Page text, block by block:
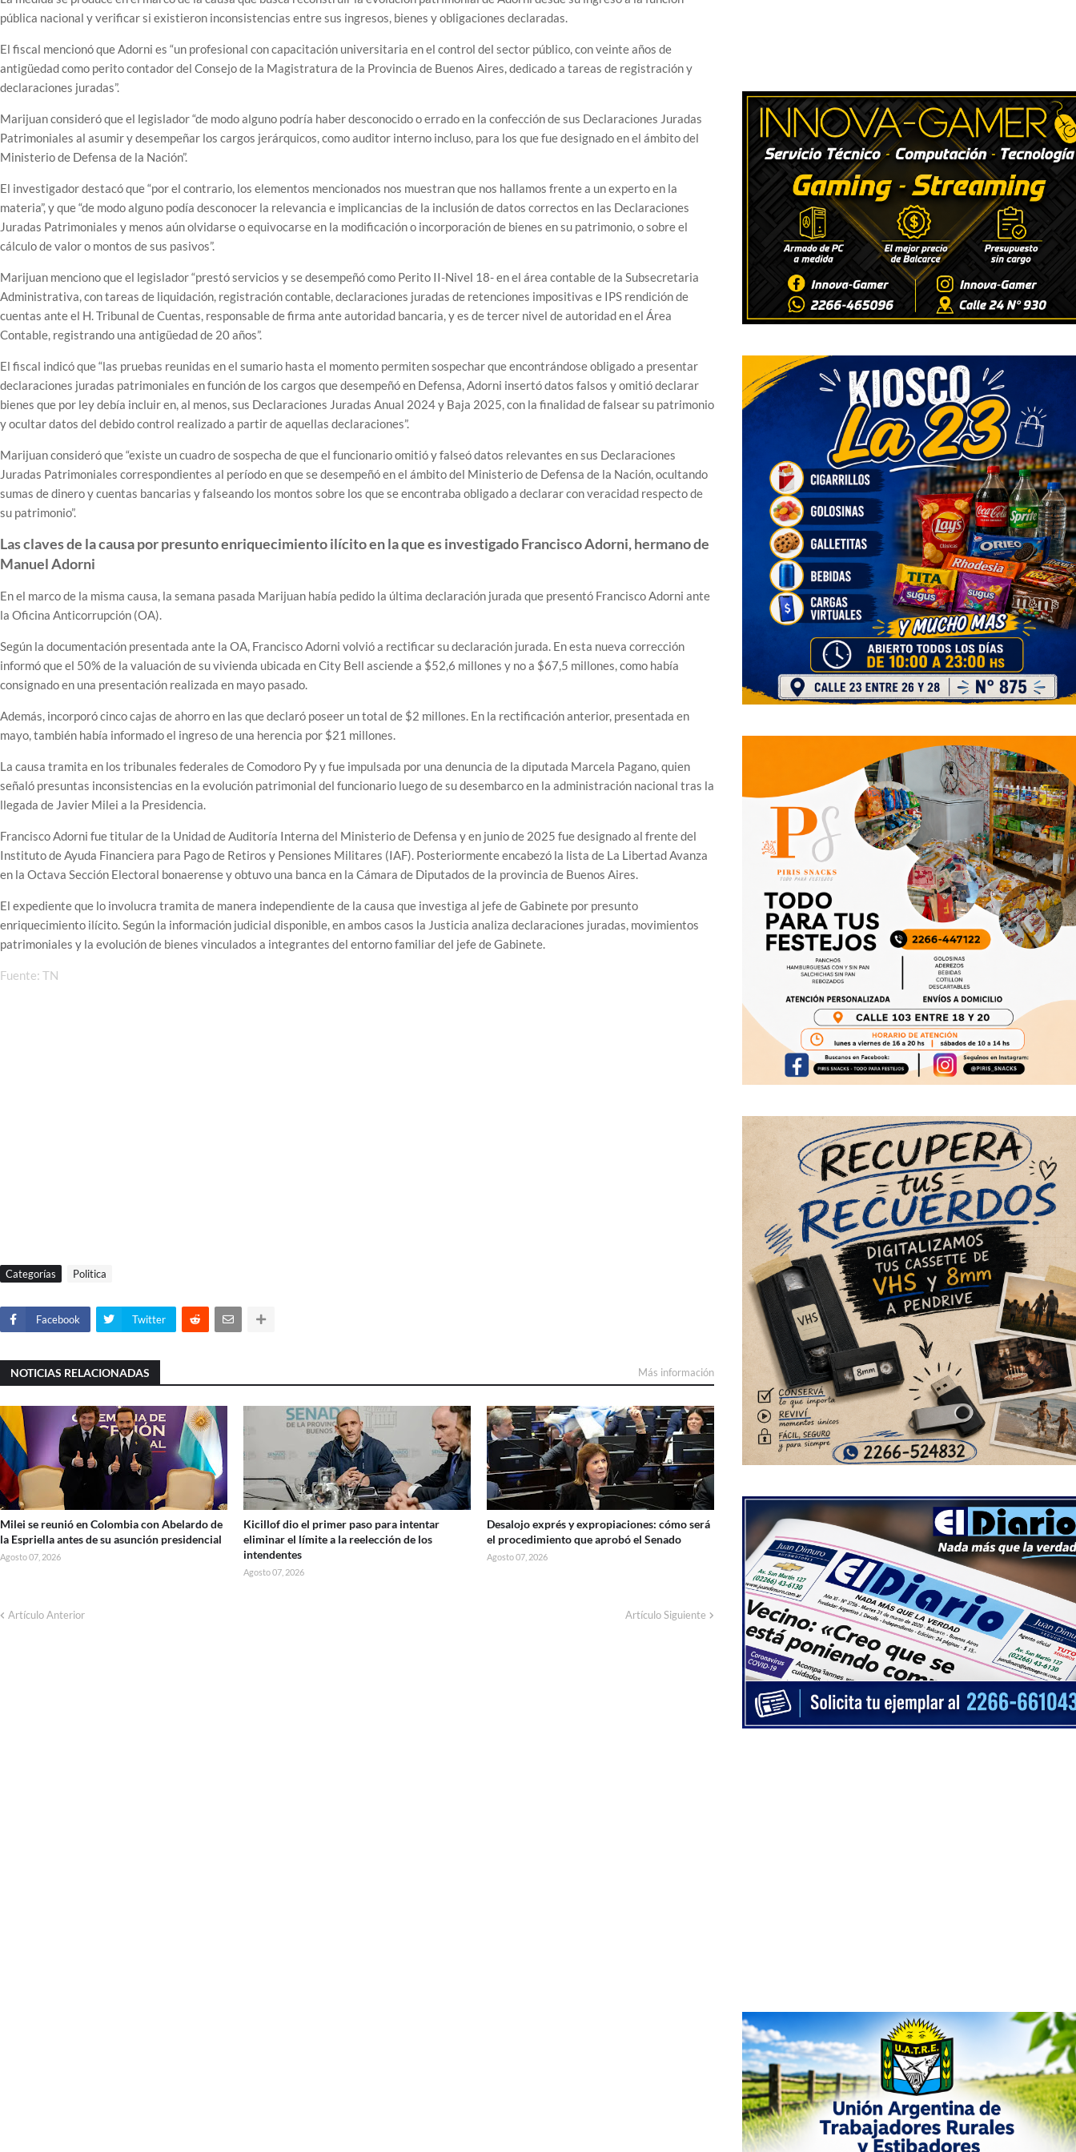
pública nacional y verificar si existieron inconsistencias entre sus ingresos, bienes y obligaciones declaradas.
El fiscal mencionó que Adorni es “un profesional con capacitación universitaria en el control del sector público, con veinte años de
antigüedad como perito contador del Consejo de la Magistratura de la Provincia de Buenos Aires, dedicado a tareas de registración y
declaraciones juradas”.
Marijuan consideró que el legislador “de modo alguno podría haber desconocido o errado en la confección de sus Declaraciones Juradas
Patrimoniales al asumir y desempeñar los cargos jerárquicos, como auditor interno incluso, para los que fue designado en el ámbito del
Ministerio de Defensa de la Nación”.
El investigador destacó que “por el contrario, los elementos mencionados nos muestran que nos hallamos frente a un experto en la
materia”, y que “de modo alguno podía desconocer la relevancia e implicancias de la inclusión de datos correctos en las Declaraciones
Juradas Patrimoniales y menos aún olvidarse o equivocarse en la modificación o incorporación de bienes en su patrimonio, o sobre el
cálculo de valor o montos de sus pasivos”.
Marijuan menciono que el legislador “prestó servicios y se desempeñó como Perito II-Nivel 18- en el área contable de la Subsecretaria
Administrativa, con tareas de liquidación, registración contable, declaraciones juradas de retenciones impositivas e IPS rendición de
cuentas ante el H. Tribunal de Cuentas, responsable de firma ante autoridad bancaria, y es de tercer nivel de autoridad en el Área
Contable, registrando una antigüedad de 20 años”.
El fiscal indicó que “las pruebas reunidas en el sumario hasta el momento permiten sospechar que encontrándose obligado a presentar
declaraciones juradas patrimoniales en función de los cargos que desempeñó en Defensa, Adorni insertó datos falsos y omitió declarar
bienes que por ley debía incluir en, al menos, sus Declaraciones Juradas Anual 2024 y Baja 2025, con la finalidad de falsear su patrimonio
y ocultar datos del debido control realizado a partir de aquellas declaraciones”.
Marijuan consideró que “existe un cuadro de sospecha de que el funcionario omitió y falseó datos relevantes en sus Declaraciones
Juradas Patrimoniales correspondientes al período en que se desempeñó en el ámbito del Ministerio de Defensa de la Nación, ocultando
sumas de dinero y cuentas bancarias y falseando los montos sobre los que se encontraba obligado a declarar con veracidad respecto de
su patrimonio”.
Las claves de la causa por presunto enriquecimiento ilícito en la que es investigado Francisco Adorni, hermano de
Manuel Adorni
En el marco de la misma causa, la semana pasada Marijuan había pedido la última declaración jurada que presentó Francisco Adorni ante
la Oficina Anticorrupción (OA).
Según la documentación presentada ante la OA, Francisco Adorni volvió a rectificar su declaración jurada. En esta nueva corrección
informó que el 50% de la valuación de su vivienda ubicada en City Bell asciende a $52,6 millones y no a $67,5 millones, como había
consignado en una presentación realizada en mayo pasado.
Además, incorporó cinco cajas de ahorro en las que declaró poseer un total de $2 millones. En la rectificación anterior, presentada en
mayo, también había informado el ingreso de una herencia por $21 millones.
La causa tramita en los tribunales federales de Comodoro Py y fue impulsada por una denuncia de la diputada Marcela Pagano, quien
señaló presuntas inconsistencias en la evolución patrimonial del funcionario luego de su desembarco en la administración nacional tras la
llegada de Javier Milei a la Presidencia.
Francisco Adorni fue titular de la Unidad de Auditoría Interna del Ministerio de Defensa y en junio de 2025 fue designado al frente del
Instituto de Ayuda Financiera para Pago de Retiros y Pensiones Militares (IAF). Posteriormente encabezó la lista de La Libertad Avanza
en la Octava Sección Electoral bonaerense y obtuvo una banca en la Cámara de Diputados de la provincia de Buenos Aires.
El expediente que lo involucra tramita de manera independiente de la causa que investiga al jefe de Gabinete por presunto
enriquecimiento ilícito. Según la información judicial disponible, en ambos casos la Justicia analiza declaraciones juradas, movimientos
patrimoniales y la evolución de bienes vinculados a integrantes del entorno familiar del jefe de Gabinete.
Fuente: TN
Categorías Politica
Facebook Twitter
NOTICIAS RELACIONADAS Más información
Milei se reunió en Colombia con Abelardo de
la Espriella antes de su asunción presidencial
Agosto 07, 2026
Kicillof dio el primer paso para intentar
eliminar el límite a la reelección de los
intendentes
Agosto 07, 2026
Desalojo exprés y expropiaciones: cómo será
el procedimiento que aprobó el Senado
Agosto 07, 2026
Artículo Anterior Artículo Siguiente